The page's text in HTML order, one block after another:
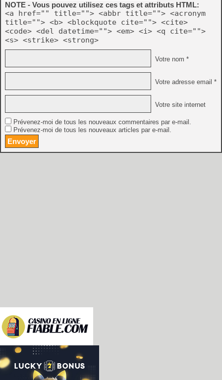
NOTE - Vous pouvez utilisez ces tags et attributs HTML:
<a href="" title=""> <abbr title=""> <acronym
title=""> <b> <blockquote cite=""> <cite>
<code> <del datetime=""> <em> <i> <q cite="">
<s> <strike> <strong>
Votre nom *
Votre adresse email *
Votre site internet
Prévenez-moi de tous les nouveaux commentaires par e-mail.
Prévenez-moi de tous les nouveaux articles par e-mail.